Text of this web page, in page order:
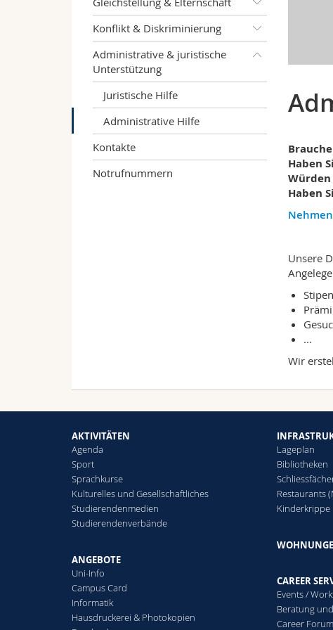
Konflikt & Diskriminierung
Administrative & juristische
Unterstützung
Juristische Hilfe
Administrative Hilfe
Kontakte
Notrufnummern
Haben
Haben
Unsere
...
Wir
AKTIVITÄTEN
Agenda
Sport
Sprachkurse
Kulturelles und Gesellschaftliches
Studierendenmedien
Studierendenverbände
ANGEBOTE
Uni-Info
Campus Card
Informatik
Hausdruckerei & Photokopien
Lageplan
Bibliotheken
Restaurants
Kinderkrippe
CAREER
Events /
Beratung
Career Forum